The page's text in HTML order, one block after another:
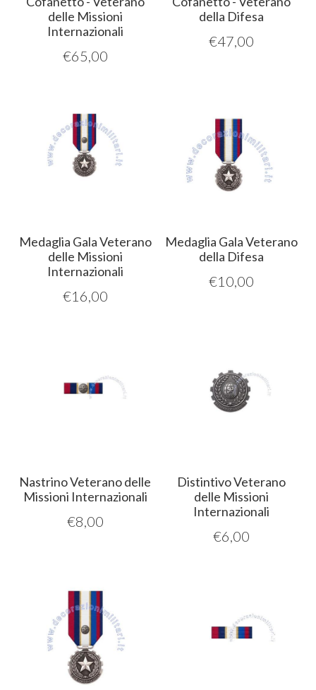
delle Missioni
Internazionali
€65,00
della Difesa
€47,00
Medaglia Gala Veterano
delle Missioni
Internazionali
€16,00
Medaglia Gala Veterano
della Difesa
€10,00
Nastrino Veterano delle
Missioni Internazionali
€8,00
Distintivo Veterano
delle Missioni
Internazionali
€6,00